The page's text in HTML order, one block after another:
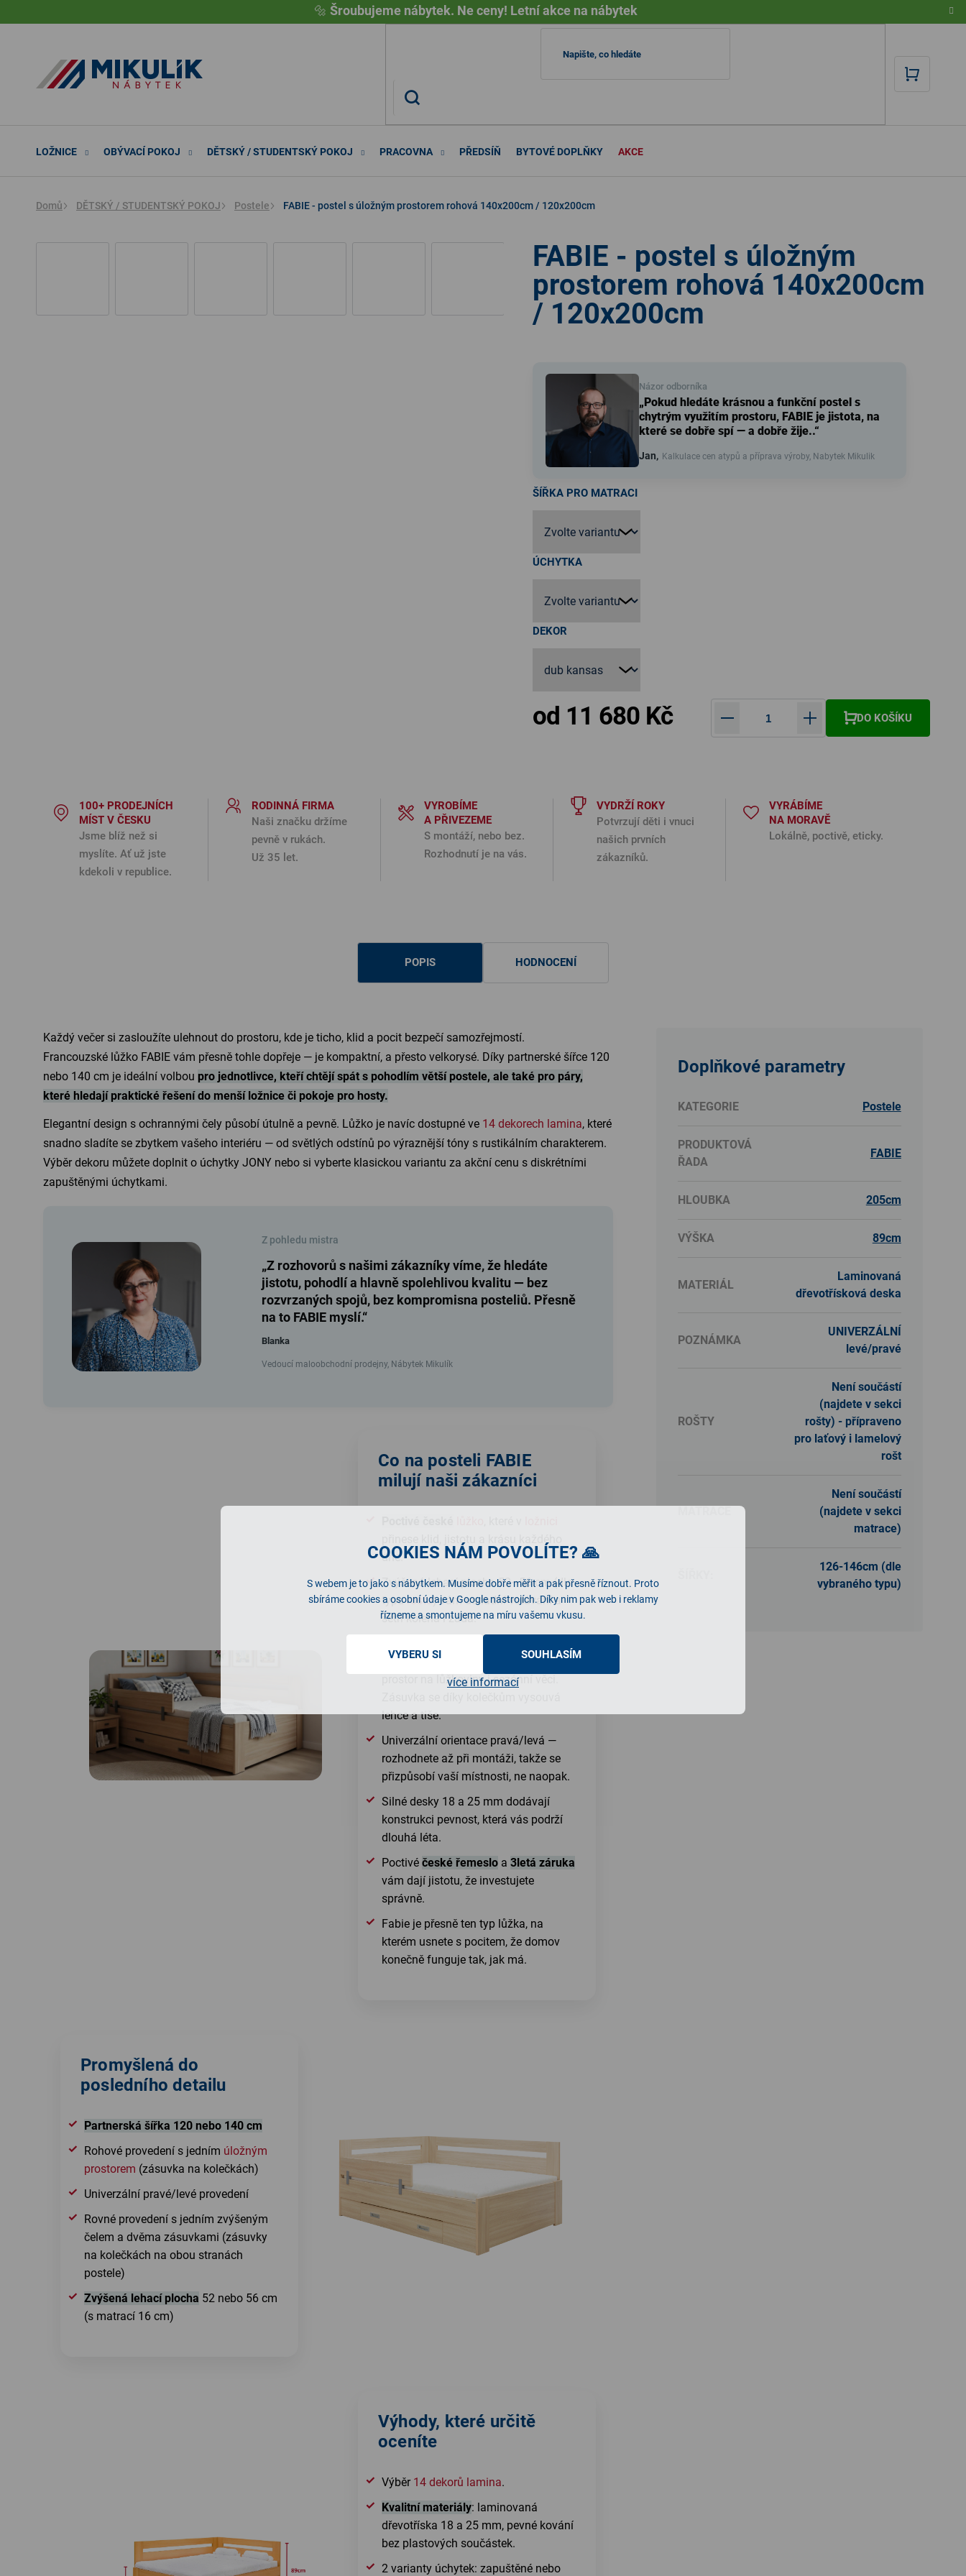
COOKIES NÁM POVOLÍTE? 🙏
S webem je to jako s nábytkem. Musíme dobře měřit a pak přesně říznout. Proto
sbíráme cookies a osobní údaje v Google nástrojích. Díky nim pak web i reklamy
řízneme a smontujeme na míru vašemu vkusu.
VYBERU SI SOUHLASÍM
více informací
na
🔩 Šroubujeme nábytek. Ne ceny! Letní akce na nábytek
LOŽNICE OBÝVACÍ POKOJ DĚTSKÝ / STUDENTSKÝ POKOJ PRACOVNA PŘEDSÍŇ BYTOVÉ DOPLŇKY AKCE
Domů DĚTSKÝ / STUDENTSKÝ POKOJ Postele FABIE - postel s úložným prostorem rohová 140x200cm / 120x200cm
FABIE - postel s úložným
prostorem rohová 140x200cm
/ 120x200cm
Názor odborníka
„Pokud hledáte krásnou a funkční postel s
chytrým využitím prostoru, FABIE je jistota, na
které se dobře spí — a dobře žije..“
Jan, Kalkulace cen atypů a příprava výroby, Nabytek Mikulik
ŠÍŘKA PRO MATRACI
ÚCHYTKA
DEKOR
od 11 680 Kč
Měrná cena:
DO KOŠÍKU
100+ PRODEJNÍCH
MÍST V ČESKU
Jsme blíž než si
myslíte. Ať už jste
kdekoli v republice.
RODINNÁ FIRMA
Naši značku držíme
pevně v rukách.
Už 35 let.
VYROBÍME
A PŘIVEZEME
S montáží, nebo bez.
Rozhodnutí je na vás.
VYDRŽÍ ROKY
Potvrzují děti i vnuci
našich prvních
zákazníků.
VYRÁBÍME
NA MORAVĚ
Lokálně, poctivě, eticky.
POPIS HODNOCENÍ
Každý večer si zasloužíte ulehnout do prostoru, kde je ticho, klid a pocit bezpečí samozřejmostí.
Francouzské lůžko FABIE vám přesně tohle dopřeje — je kompaktní, a přesto velkorysé. Díky partnerské šířce 120
nebo 140 cm je ideální volbou pro jednotlivce, kteří chtějí spát s pohodlím větší postele, ale také pro páry,
které hledají praktické řešení do menší ložnice či pokoje pro hosty.
Elegantní design s ochrannými čely působí útulně a pevně. Lůžko je navíc dostupné ve 14 dekorech lamina, které
snadno sladíte se zbytkem vašeho interiéru — od světlých odstínů po výraznější tóny s rustikálním charakterem.
Výběr dekoru můžete doplnit o úchytky JONY nebo si vyberte klasickou variantu za akční cenu s diskrétními
zapuštěnými úchytkami.
Z pohledu mistra
„Z rozhovorů s našimi zákazníky víme, že hledáte
jistotu, pohodlí a hlavně spolehlivou kvalitu — bez
rozvrzaných spojů, bez kompromisna posteliů. Přesně
na to FABIE myslí.“
Blanka
Vedoucí maloobchodní prodejny, Nábytek Mikulík
Co na posteli FABIE
milují naši zákazníci
přinese klid, jistotu a krásu každého
dne.
Zvýšená lehací plocha 52–56 cm (dle
typuroštu) vám usnadní vstávání a
šetří kolena i záda.
zásuvkou poskytne praktický úložný
prostor na lůžkoviny i sezónní věci.
lehce a tiše.
Univerzální orientace pravá/levá —
rozhodnete až při montáži, takže se
přizpůsobí vaší místnosti, ne naopak.
Silné desky 18 a 25 mm dodávají
konstrukci pevnost, která vás podrží
dlouhá léta.
Poctivéčeské řemeslo a3letá záruka
vám dají jistotu, že investujete
správně.
Fabie je přesně ten typ lůžka, na
kterém usnete s pocitem, že domov
konečně funguje tak, jak má.
Promyšlená do
posledního detailu
Partnerská šířka 120 nebo 140 cm
Rohové provedení s jedním úložným
prostorem (zásuvka na kolečkách)
Univerzální pravé/levé provedení
Rovné provedení s jedním zvýšeným
čelem a dvěma zásuvkami (zásuvky
na kolečkách na obou stranách
postele)
Zvýšená lehací plocha 52 nebo 56 cm
(s matrací 16 cm)
Výhody, které určitě
oceníte
Výběr 14 dekorů lamina.
Kvalitní materiály: laminovaná
dřevotříska 18 a 25 mm, pevné kování
bez plastových součástek.
2 varianty úchytek: zapuštěné nebo
Doplňkové parametry
KATEGORIE Postele
PRODUKTOVÁ
ŘADA
FABIE
HLOUBKA 205cm
VÝŠKA 89cm
MATERIÁL
Laminovaná
dřevotřísková deska
POZNÁMKA
UNIVERZÁLNÍ
levé/pravé
ROŠTY
Není součástí
(najdete v sekci
rošty) - přípraveno
pro laťový i lamelový
rošt
Není součástí
(najdete v sekci
matrace)
126-146cm (dle
vybraného typu)